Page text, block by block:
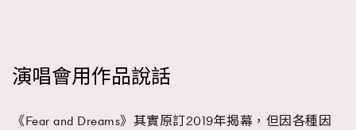
演唱會用作品說話
《Fear and Dreams》其實原訂2019年揭幕，但因各種因